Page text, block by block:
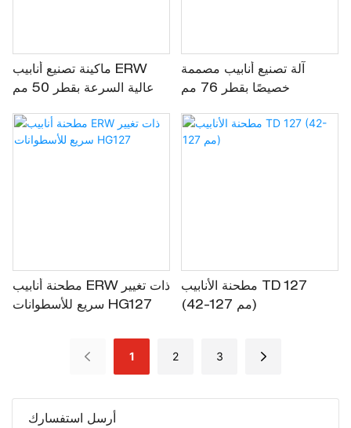
أرسل استفسارك
ماكينة تصنيع أنابيب ERW
عالية السرعة بقطر 50 مم
آلة تصنيع أنابيب مصممة
خصيصًا بقطر 76 مم
مطحنة أنابيب ERW ذات تغيير
سريع للأسطوانات HG127
مطحنة الأنابيب TD 127
(42-127 مم)
1 2 3